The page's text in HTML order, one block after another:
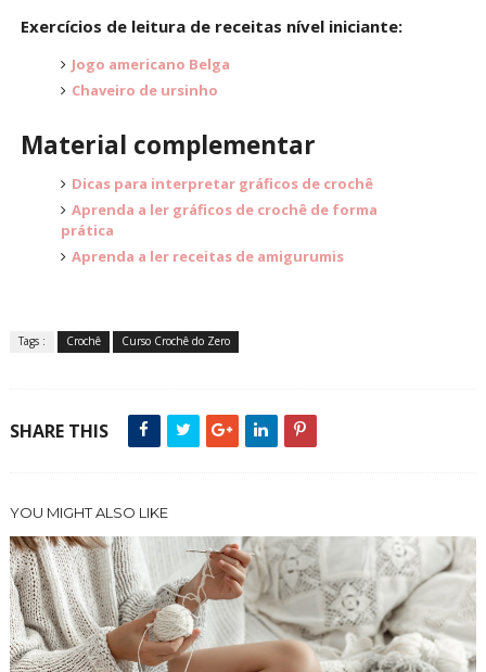
Exercícios de leitura de receitas nível iniciante:
Jogo americano Belga
Chaveiro de ursinho
Material complementar
Dicas para interpretar gráficos de crochê
Aprenda a ler gráficos de crochê de forma
prática
Aprenda a ler receitas de amigurumis
Tags : Crochê Curso Crochê do Zero
SHARE THIS
YOU MIGHT ALSO LIKE